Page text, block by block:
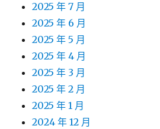
2025 年 7 月
2025 年 6 月
2025 年 5 月
2025 年 4 月
2025 年 3 月
2025 年 2 月
2025 年 1 月
2024 年 12 月